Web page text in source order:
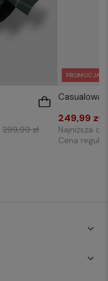
299,99 zł
PROMOCJA
Casualowa
249,99 zł
Najniższa
Cena